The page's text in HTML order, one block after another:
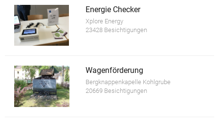
Energie Checker
Xplore Energy
23428 Besichtigungen
Wagenförderung
Bergknappenkapelle Kohlgrube
20669 Besichtigungen